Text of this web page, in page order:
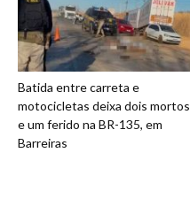
Batida entre carreta e
motocicletas deixa dois mortos
e um ferido na BR-135, em
Barreiras